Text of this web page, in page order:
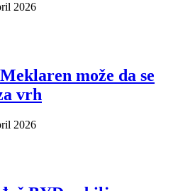
2026
može da se
vrh
2026